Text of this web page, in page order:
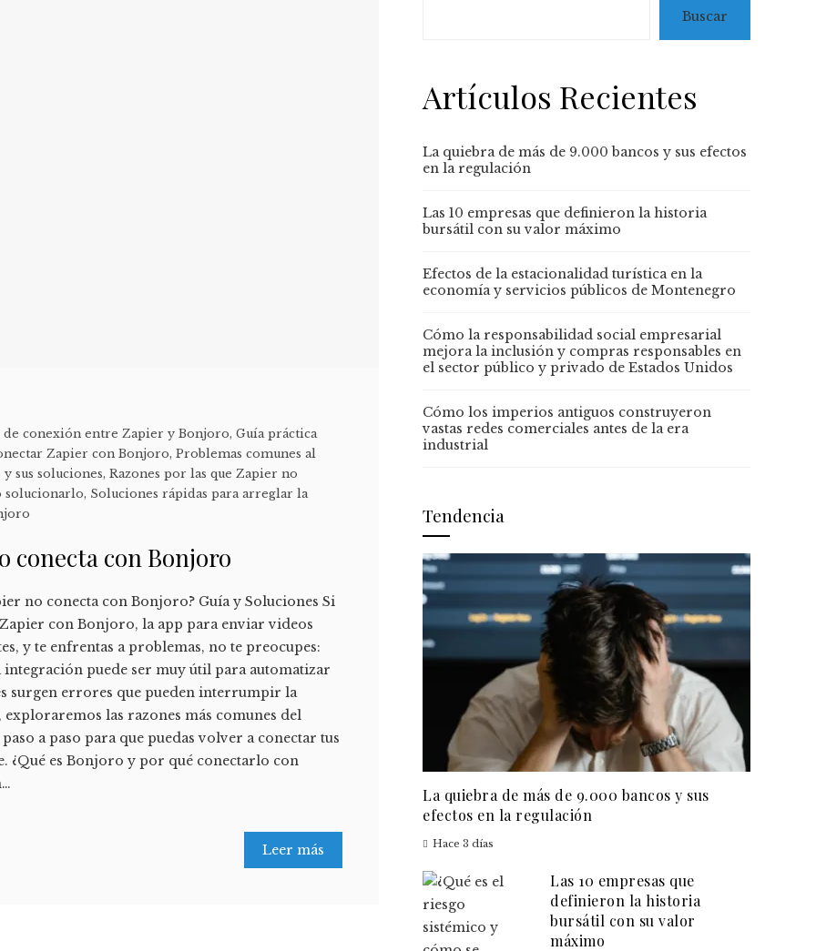
conexión entre Zapier y Bonjoro,Guía práctica
Zapier con Bonjoro,Problemas comunes al
sus soluciones,Razones por las que Zapier no
solucionarlo, Soluciones rápidas para arreglar la
conecta con Bonjoro
no conecta con Bonjoro? Guía y Soluciones Si
con Bonjoro, la app para enviar videos
y te enfrentas a problemas, no te preocupes:
integración puede ser muy útil para automatizar
surgen errores que pueden interrumpir la
las razones más comunes del
a paso para que puedas volver a conectar tus
¿Qué es Bonjoro y por qué conectarlo con
Leer más
Buscar
Artículos Recientes
La quiebra de más de 9.000 bancos y sus efectos
en la regulación
Las 10 empresas que definieron la historia
bursátil con su valor máximo
Efectos de la estacionalidad turística en la
economía y servicios públicos de Montenegro
Cómo la responsabilidad social empresarial
mejora la inclusión y compras responsables en
el sector público y privado de Estados Unidos
Cómo los imperios antiguos construyeron
vastas redes comerciales antes de la era
industrial
Tendencia
La quiebra de más de 9.000 bancos y sus
efectos en la regulación
Hace 3 días
Las 10 empresas que
definieron la historia
bursátil con su valor
máximo